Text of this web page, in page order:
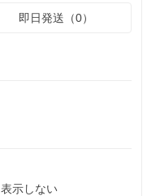
即日発送（0）
表示しない